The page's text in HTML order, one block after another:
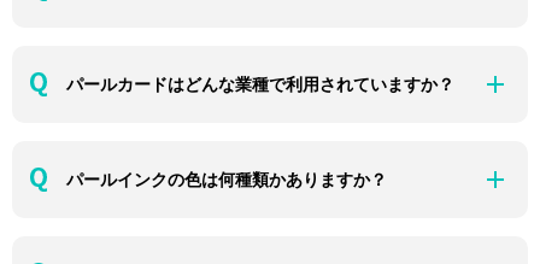
パールカードはどんな業種で利用されていますか？
パールインクの色は何種類かありますか？